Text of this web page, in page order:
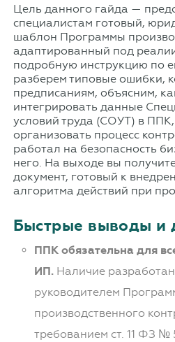
Цель данного гайда —
специалистам готовый,
шаблон Программы
адаптированный под
подробную инструкцию по
разберем типовые ошибки,
предписаниям, объясним,
интегрировать данные
условий труда (СОУТ) в
организовать процесс
работал на безопасность
него. На выходе вы
документ, готовый к
алгоритма действий при
Быстрые выводы и
ППК обязательна для
ИП.Наличие
руководителем
производственного
требованием ст. 11 ФЗ №